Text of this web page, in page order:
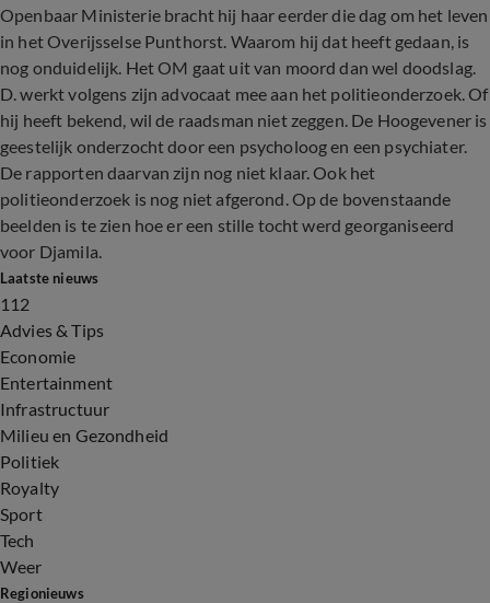
Openbaar Ministerie bracht hij haar eerder die dag om het leven
in het Overijsselse Punthorst. Waarom hij dat heeft gedaan, is
nog onduidelijk. Het OM gaat uit van moord dan wel doodslag.
D. werkt volgens zijn advocaat mee aan het politieonderzoek. Of
hij heeft bekend, wil de raadsman niet zeggen. De Hoogevener is
geestelijk onderzocht door een psycholoog en een psychiater.
De rapporten daarvan zijn nog niet klaar. Ook het
politieonderzoek is nog niet afgerond. Op de bovenstaande
beelden is te zien hoe er een stille tocht werd georganiseerd
voor Djamila.
Laatste nieuws
112
Advies & Tips
Economie
Entertainment
Infrastructuur
Milieu en Gezondheid
Politiek
Royalty
Sport
Tech
Weer
Regionieuws